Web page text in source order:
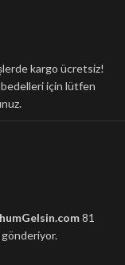
kargo ücretsiz!
bedelleri için lütfen
81